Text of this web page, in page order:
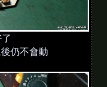
仍不會動